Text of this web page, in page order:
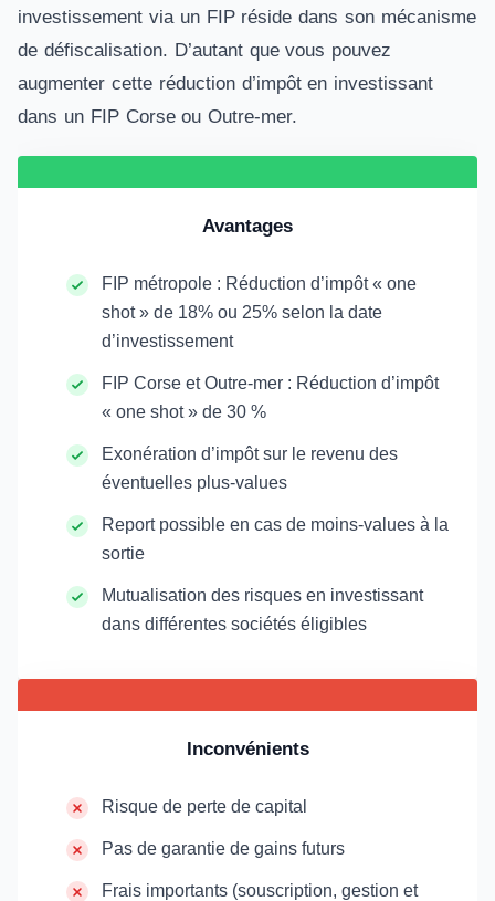
investissement via un FIP réside dans son mécanisme
de défiscalisation. D’autant que vous pouvez
augmenter cette réduction d’impôt en investissant
dans un FIP Corse ou Outre-mer.
Avantages
FIP métropole : Réduction d’impôt « one
shot » de 18% ou 25% selon la date
d’investissement
FIP Corse et Outre-mer : Réduction d’impôt
« one shot » de 30 %
Exonération d’impôt sur le revenu des
éventuelles plus-values
Report possible en cas de moins-values à la
sortie
Mutualisation des risques en investissant
dans différentes sociétés éligibles
Inconvénients
Risque de perte de capital
Pas de garantie de gains futurs
Frais importants (souscription, gestion et